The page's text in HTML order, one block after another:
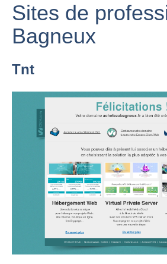
Sites de
Bagneux
Tnt